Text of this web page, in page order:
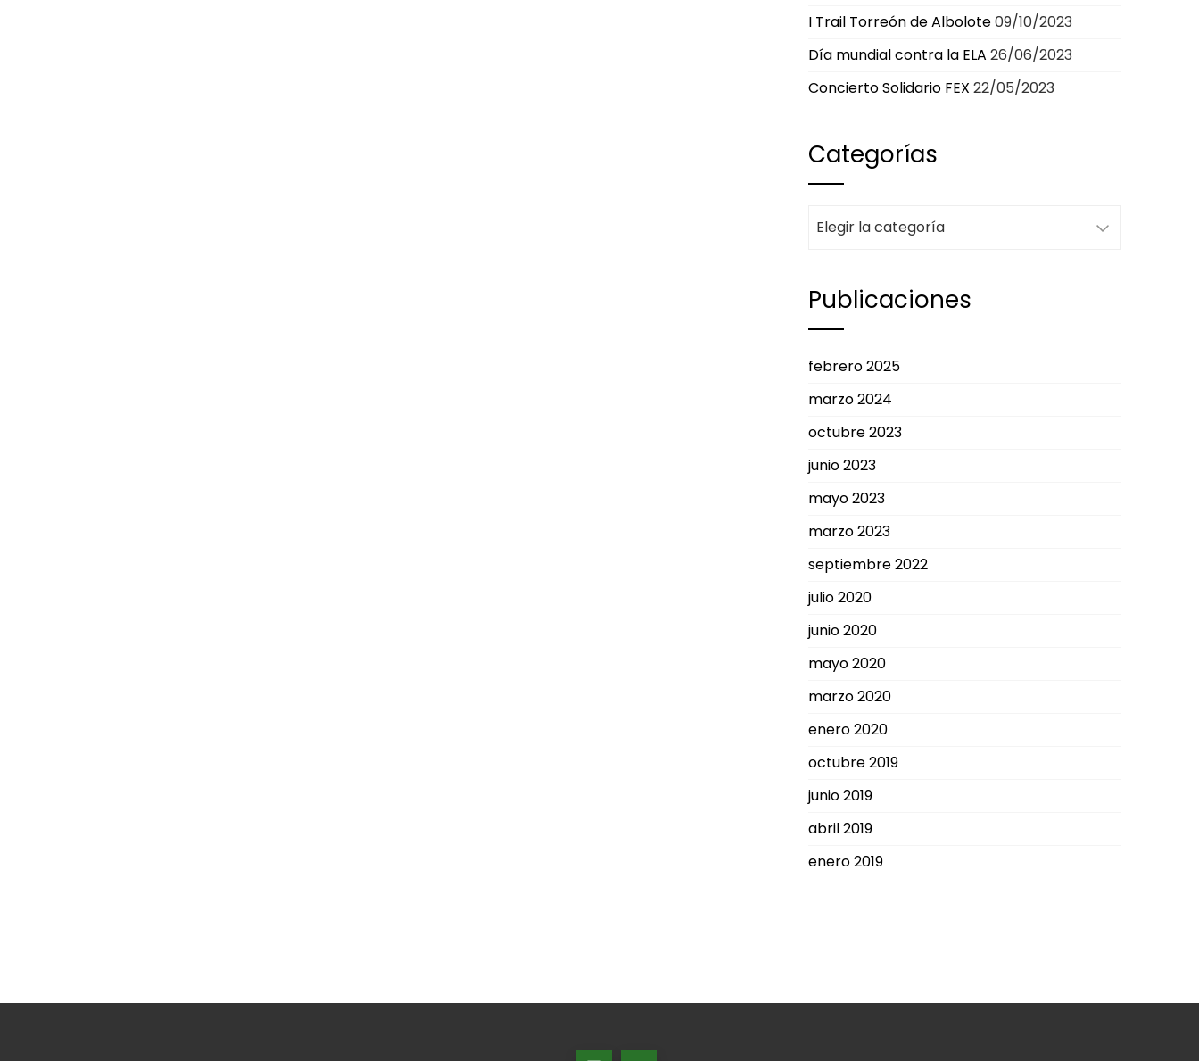
I Trail Torreón de Albolote09/10/2023
Día mundial contra la ELA 26/06/2023
Concierto Solidario FEX 22/05/2023
Categorías
Categorías
Publicaciones
febrero 2025
marzo 2024
octubre 2023
junio 2023
mayo 2023
marzo 2023
septiembre 2022
julio 2020
junio 2020
mayo 2020
marzo 2020
enero 2020
octubre 2019
junio 2019
abril 2019
enero 2019